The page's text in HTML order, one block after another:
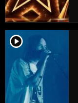
player2